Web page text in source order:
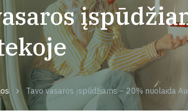
Tavo vasaros įspūdžiams – 20% nuolaida